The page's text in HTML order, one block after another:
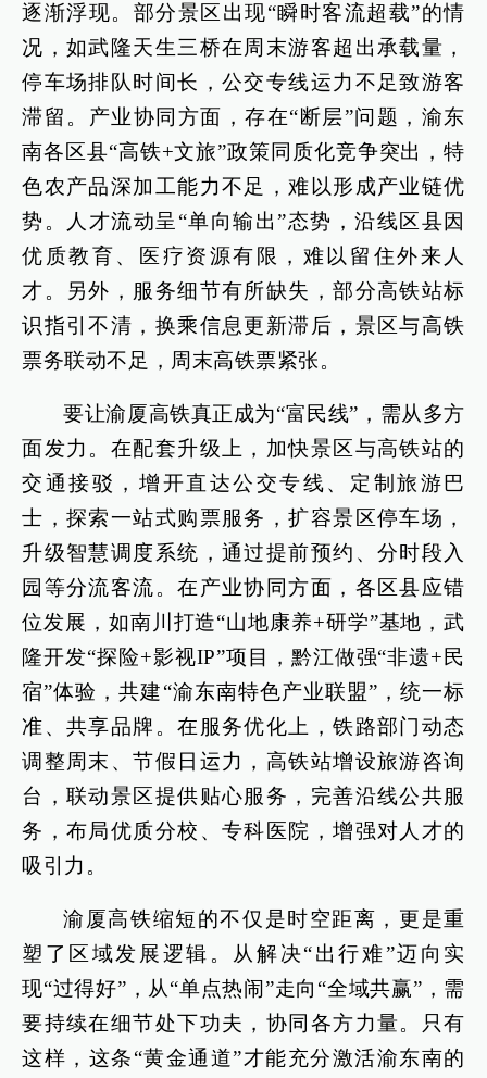
逐渐浮现。部分景区出现“瞬时客流超载”的情
况，如武隆天生三桥在周末游客超出承载量，
停车场排队时间长，公交专线运力不足致游客
滞留。产业协同方面，存在“断层”问题，渝东
南各区县“高铁+文旅”政策同质化竞争突出，特
色农产品深加工能力不足，难以形成产业链优
势。人才流动呈“单向输出”态势，沿线区县因
优质教育、医疗资源有限，难以留住外来人
才。另外，服务细节有所缺失，部分高铁站标
识指引不清，换乘信息更新滞后，景区与高铁
票务联动不足，周末高铁票紧张。
要让渝厦高铁真正成为“富民线”，需从多方
面发力。在配套升级上，加快景区与高铁站的
交通接驳，增开直达公交专线、定制旅游巴
士，探索一站式购票服务，扩容景区停车场，
升级智慧调度系统，通过提前预约、分时段入
园等分流客流。在产业协同方面，各区县应错
位发展，如南川打造“山地康养+研学”基地，武
隆开发“探险+影视IP”项目，黔江做强“非遗+民
宿”体验，共建“渝东南特色产业联盟”，统一标
准、共享品牌。在服务优化上，铁路部门动态
调整周末、节假日运力，高铁站增设旅游咨询
台，联动景区提供贴心服务，完善沿线公共服
务，布局优质分校、专科医院，增强对人才的
吸引力。
渝厦高铁缩短的不仅是时空距离，更是重
塑了区域发展逻辑。从解决“出行难”迈向实
现“过得好”，从“单点热闹”走向“全域共赢”，需
要持续在细节处下功夫，协同各方力量。只有
这样，这条“黄金通道”才能充分激活渝东南的